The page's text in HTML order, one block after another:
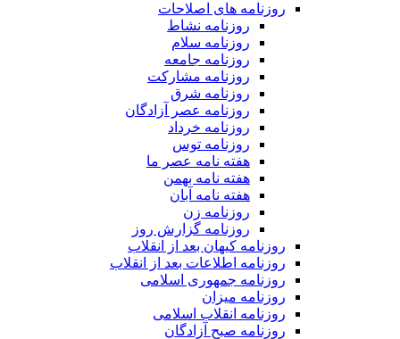
روزنامه های اصلاحات
روزنامه نشاط
روزنامه سلام
روزنامه جامعه
روزنامه مشارکت
روزنامه شرق
روزنامه عصر آزادگان
روزنامه خرداد
روزنامه توس
هفته نامه عصر ما
هفته نامه بهمن
هفته نامه آبان
روزنامه زن
روزنامه گزارش روز
روزنامه کیهان بعد از انقلاب
روزنامه اطلاعات بعد از انقلاب
روزنامه جمهوری اسلامی
روزنامه میزان
روزنامه انقلاب اسلامی
روزنامه صبح آزادگان